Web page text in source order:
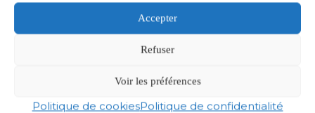
Accepter
Refuser
Voir les préférences
Politique de cookiesPolitique de confidentialité
encourager et nous
montrer ton soutien dès